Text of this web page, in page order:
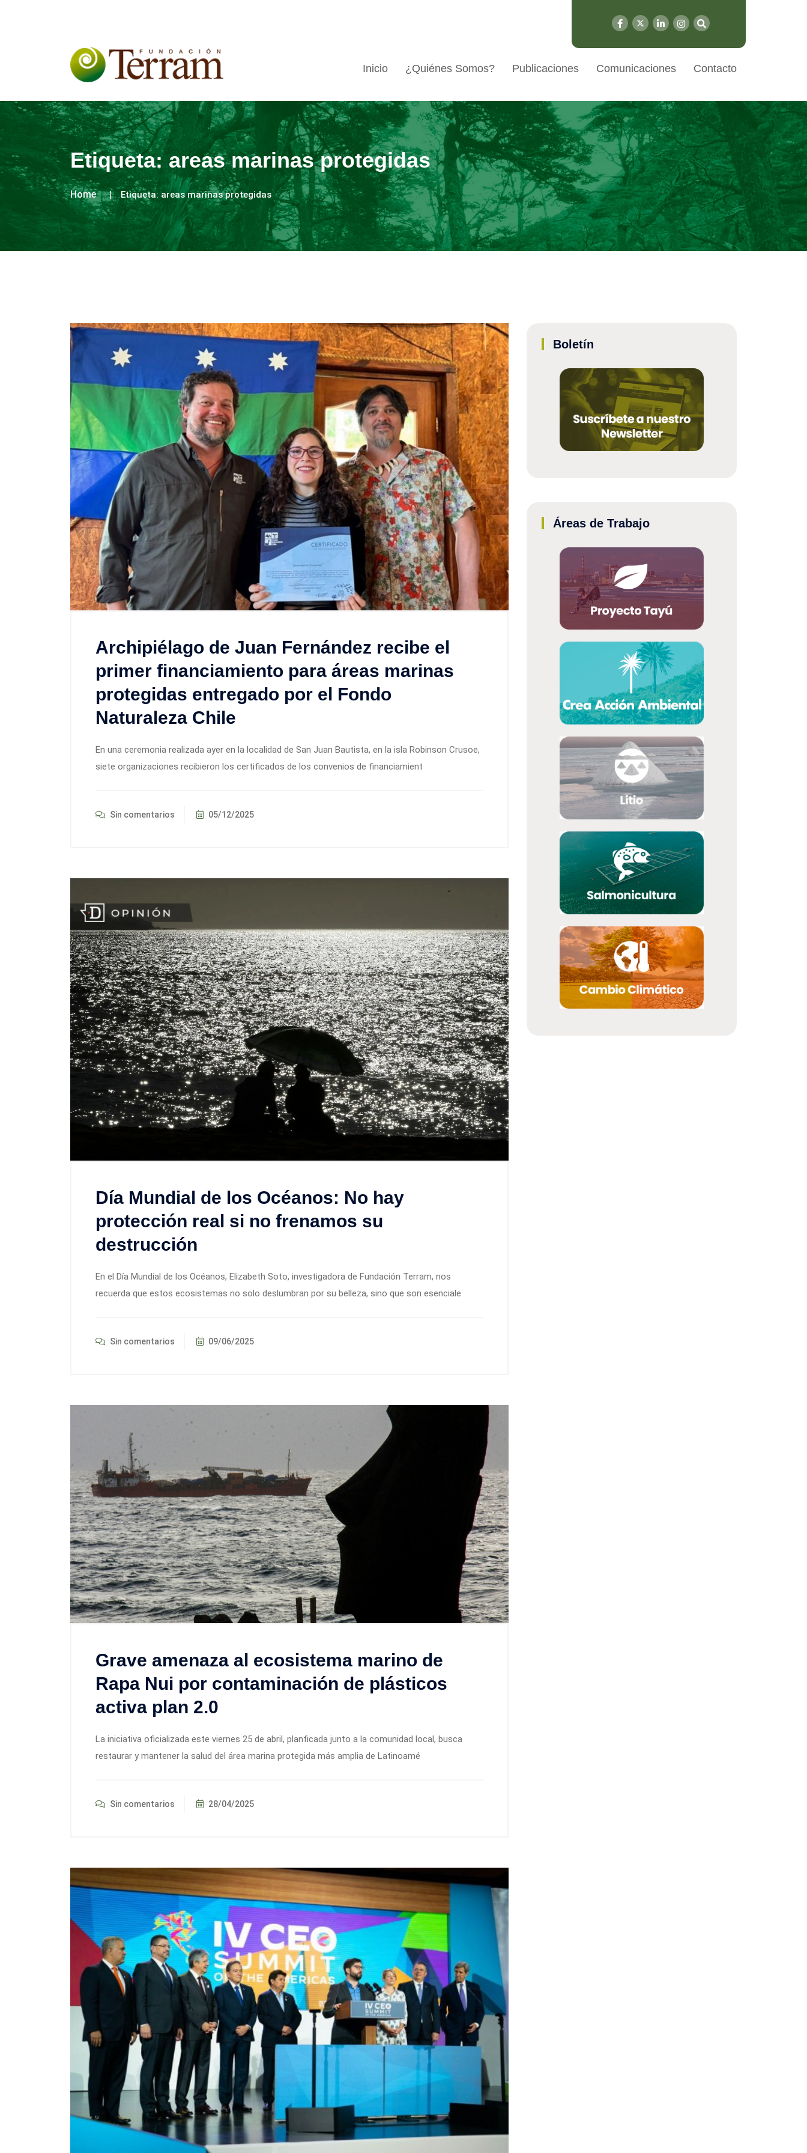
Inicio ¿Quiénes Somos? Publicaciones Comunicaciones Contacto
Etiqueta:areas marinas protegidas
Home Etiqueta:areas marinas protegidas
Archipiélago de Juan Fernández recibe el
primer financiamiento para áreas marinas
protegidas entregado por el Fondo
Naturaleza Chile
En una ceremonia realizada ayer en la localidad de San Juan Bautista, en la isla Robinson Crusoe,
siete organizaciones recibieron los certificados de los convenios de financiamient
Sin comentarios 05/12/2025
Día Mundial de los Océanos: No hay
protección real si no frenamos su
destrucción
En el Día Mundial de los Océanos, Elizabeth Soto, investigadora de Fundación Terram, nos
recuerda que estos ecosistemas no solo deslumbran por su belleza, sino que son esenciale
Sin comentarios 09/06/2025
Grave amenaza al ecosistema marino de
Rapa Nui por contaminación de plásticos
activa plan 2.0
La iniciativa oficializada este viernes 25 de abril, planficada junto a la comunidad local, busca
restaurar y mantener la salud del área marina protegida más amplia de Latinoamé
Sin comentarios 28/04/2025
Boletín
Áreas de Trabajo